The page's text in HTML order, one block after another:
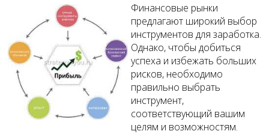
Финансовые рынки
предлагают широкий выбор
инструментов для заработка.
Однако, чтобы добиться
успеха и избежать больших
рисков, необходимо
правильно выбрать
инструмент,
соответствующий вашим
целям и возможностям.